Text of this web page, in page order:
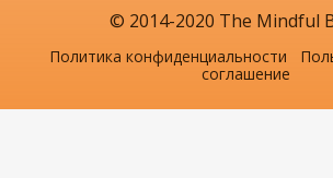
© 2014-2020 The Mindful
Политика конфиденциальности
соглашение